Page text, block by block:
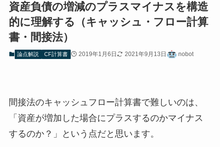
資産負債の増減のプラスマイナスを構造
的に理解する（キャッシュ・フロー計算
書・間接法）
論点解説 CF計算書 2019年1月6日 2021年9月13日 nobot
間接法のキャッシュフロー計算書で難しいのは、
「資産が増加した場合にプラスするのかマイナス
するのか？」という点だと思います。